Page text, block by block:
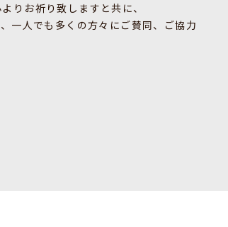
りお祈り致しますと共に、
一人でも多くの方々にご賛同、ご協力